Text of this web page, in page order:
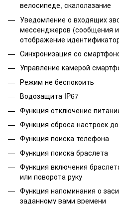
велосипеде, скалолазание
Уведомление о входящих
мессенджеров (сообщения
отображение
Синхронизация со
Управление камерой
Режим не беспокоить
Водозащита IP67
Функция отключение
Функция сброса настроек
Функция поиска телефона
Функция поиска браслета
Функция включения
или поворота руку
Функция напоминания о
заданному вами времени